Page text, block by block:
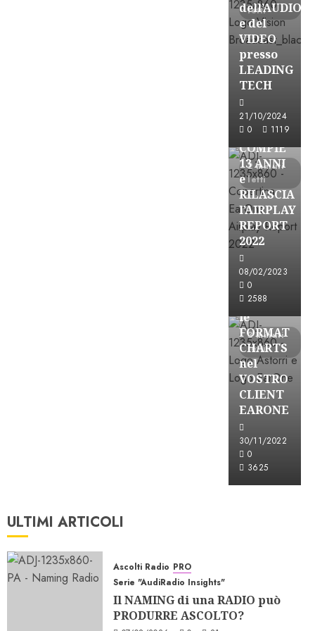
letti
dell’AUDIO
e del
VIDEO
presso
LEADING
TECH
21/10/2024
0
1119
2 minuti
letti
Partnership
EARONE
COMPIE
13 ANNI
e
RILASCIA
l’AIRPLAY
REPORT
2022
08/02/2023
0
2588
3 minuti
letti
Partnership
le
FORMAT
CHARTS
nel
VOSTRO
CLIENT
EARONE
30/11/2022
0
3625
ULTIMI ARTICOLI
Ascolti Radio PRO
Serie "AudiRadio Insights"
Il NAMING di una RADIO può
PRODURRE ASCOLTO?